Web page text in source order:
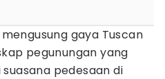
gaya Tuscan
pegunungan yang
pedesaan di